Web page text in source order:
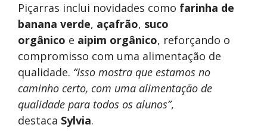
Piçarras inclui novidades como farinha de
banana verde, açafrão, suco
orgânico e aipim orgânico, reforçando o
compromisso com uma alimentação de
qualidade. “Isso mostra que estamos no
caminho certo, com uma alimentação de
qualidade para todos os alunos”,
destaca Sylvia.